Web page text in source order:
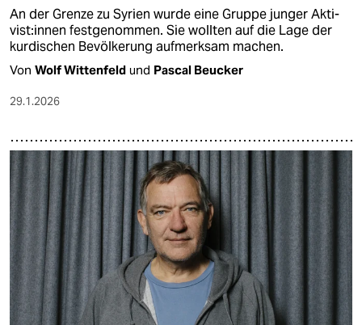
An der Grenze zu Syrien wurde eine Gruppe junger Ak­ti­
vis­t:in­nen festgenommen. Sie wollten auf die Lage der
kurdischen Bevölkerung aufmerksam machen.
Von Wolf Wittenfeld und Pascal Beucker
29.1.2026